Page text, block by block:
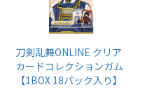
刀剣乱舞ONLINE クリア
カードコレクションガム
【1BOX 18パック入り】